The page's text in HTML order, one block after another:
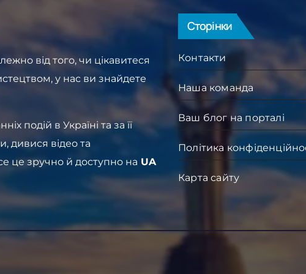
від того, чи цікавитеся
у нас ви знайдете
подій в Україні та за її
дивися відео та
це зручно й доступно на UA
Сторінки
Контакти
Наша команда
Ваш блог на порталі
Політика
Карта сайту